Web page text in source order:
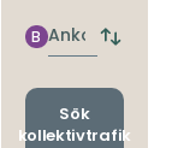
Ankomst
B
Byt
och
Sök
kollektivtrafik